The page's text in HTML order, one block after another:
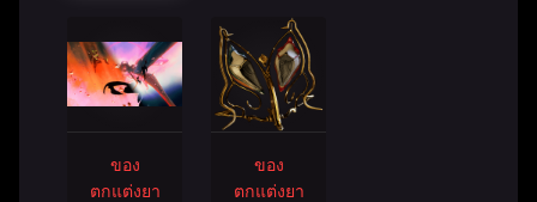
ของ
ตกแต่งยา
ของ
ตกแต่งยา